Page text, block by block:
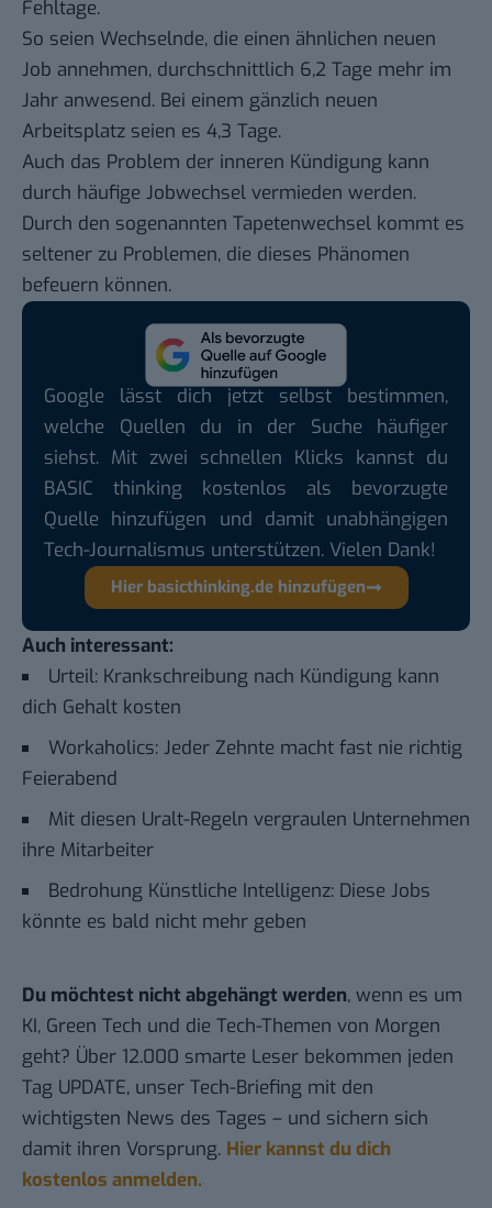
Fehltage.
So seien Wechselnde, die einen ähnlichen neuen
Job annehmen, durchschnittlich 6,2 Tage mehr im
Jahr anwesend. Bei einem gänzlich neuen
Arbeitsplatz seien es 4,3 Tage.
Auch das Problem der inneren Kündigung kann
durch häufige Jobwechsel vermieden werden.
Durch den sogenannten Tapetenwechsel kommt es
seltener zu Problemen, die dieses Phänomen
befeuern können.
Google lässt dich jetzt selbst bestimmen,
welche Quellen du in der Suche häufiger
siehst. Mit zwei schnellen Klicks kannst du
BASIC thinking kostenlos als bevorzugte
Quelle hinzufügen und damit unabhängigen
Tech-Journalismus unterstützen. Vielen Dank!
Hier basicthinking.de hinzufügen
Auch interessant:
Urteil: Krankschreibung nach Kündigung kann
dich Gehalt kosten
Workaholics: Jeder Zehnte macht fast nie richtig
Feierabend
Mit diesen Uralt-Regeln vergraulen Unternehmen
ihre Mitarbeiter
Bedrohung Künstliche Intelligenz: Diese Jobs
könnte es bald nicht mehr geben
Du möchtest nicht abgehängt werden, wenn es um
KI, Green Tech und die Tech-Themen von Morgen
geht? Über 12.000 smarte Leser bekommen jeden
Tag UPDATE, unser Tech-Briefing mit den
wichtigsten News des Tages – und sichern sich
damit ihren Vorsprung. Hier kannst du dich
kostenlos anmelden.